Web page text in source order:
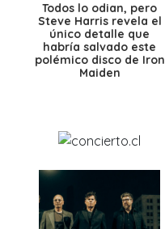
Todos lo odian, pero
Steve Harris revela el
único detalle que
habría salvado este
polémico disco de Iron
Maiden